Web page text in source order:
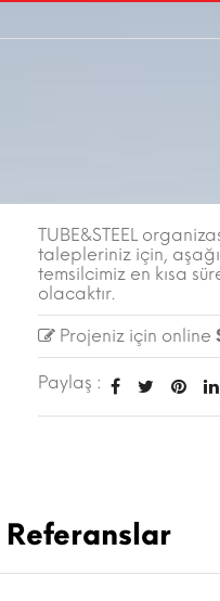
TUBE&STEEL
talepleriniz için,
temsilcimiz en kısa
olacaktır.
Projeniz için online
Paylaş :
Referanslar